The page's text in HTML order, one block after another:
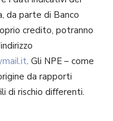
da parte di Banco
credito, potranno
. Gli NPE – come
da rapporti
di rischio differenti.